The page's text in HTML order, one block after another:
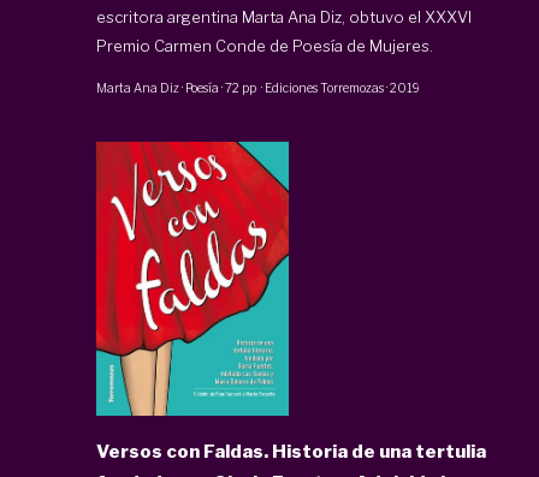
escritora argentina Marta Ana Diz, obtuvo el XXXVI
Premio Carmen Conde de Poesía de Mujeres.
Marta Ana Diz· Poesía ·72 pp · Ediciones Torremozas·2019
Versos con Faldas. Historia de una tertulia